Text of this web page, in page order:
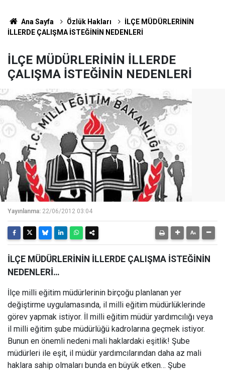
Ana Sayfa Özlük Hakları
İLÇE MÜDÜRLERİNİN
İLLERDE ÇALIŞMA İSTEĞİNİN NEDENLERİ
İLÇE MÜDÜRLERİNİN İLLERDE
ÇALIŞMA İSTEĞİNİN NEDENLERİ
Yayınlanma: 22/06/2012 03:04
İLÇE MÜDÜRLERİNİN İLLERDE ÇALIŞMA İSTEĞİNİN
NEDENLERİ…
İlçe milli eğitim müdürlerinin birçoğu planlanan yer
değiştirme uygulamasında, il milli eğitim müdürlüklerinde
görev yapmak istiyor. İl milli eğitim müdür yardımcılığı veya
il milli eğitim şube müdürlüğü kadrolarına geçmek istiyor.
Bunun en önemli nedeni mali haklardaki eşitlik! Şube
müdürleri ile eşit, il müdür yardımcılarından daha az mali
haklara sahip olmaları bunda en büyük etken… Şube